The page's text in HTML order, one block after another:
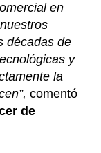
en
décadas de
y
la
comentó
de